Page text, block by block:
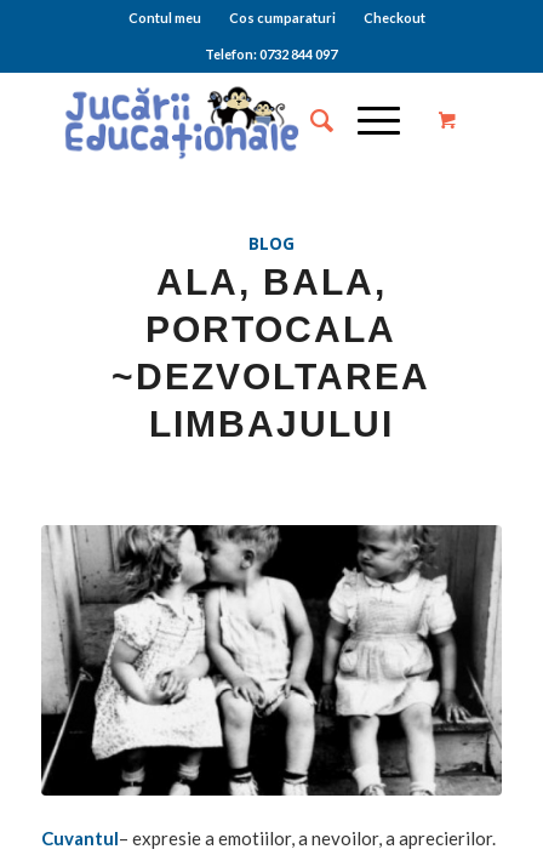
Contul meu Cos cumparaturi Checkout
Telefon: 0732 844 097
BLOG
ALA, BALA,
PORTOCALA
~DEZVOLTAREA
LIMBAJULUI
Cuvantul– expresie a emotiilor, a nevoilor, a aprecierilor.